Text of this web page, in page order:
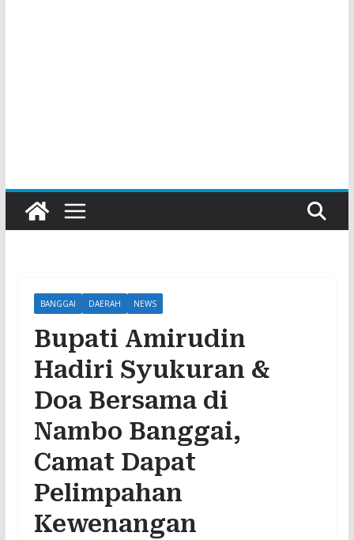
BANGGAI DAERAH NEWS
Bupati Amirudin
Hadiri Syukuran &
Doa Bersama di
Nambo Banggai,
Camat Dapat
Pelimpahan
Kewenangan